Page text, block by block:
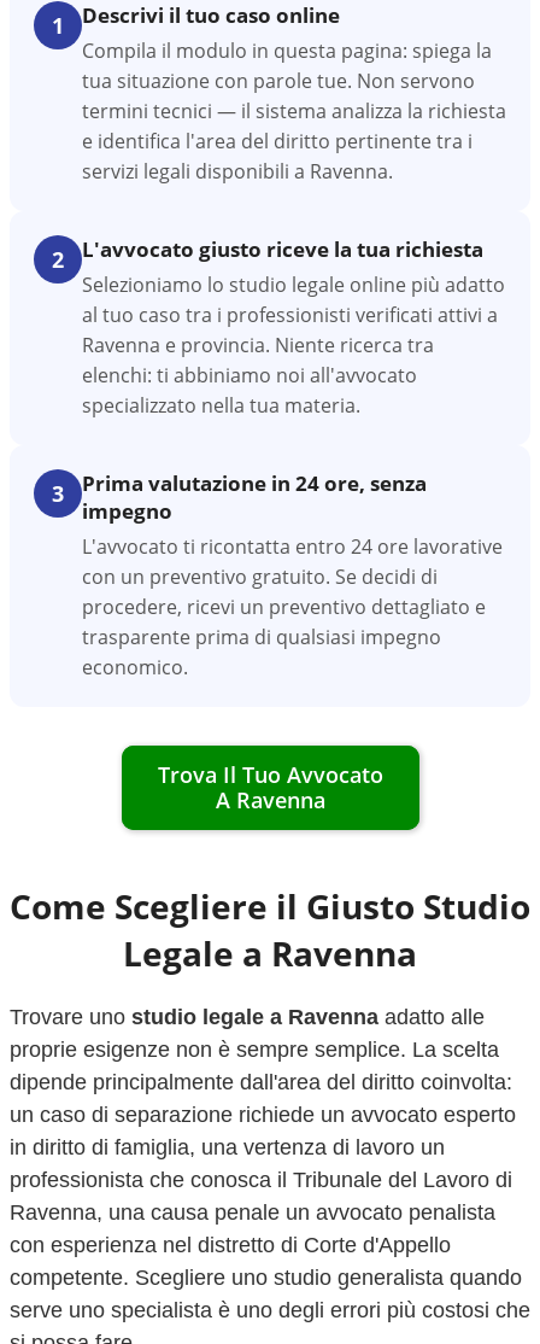
1 Descrivi il tuo caso online
Compila il modulo in questa pagina: spiega la
tua situazione con parole tue. Non servono
termini tecnici — il sistema analizza la richiesta
e identifica l'area del diritto pertinente tra i
servizi legali disponibili a Ravenna.
2 L'avvocato giusto riceve la tua richiesta
Selezioniamo lo studio legale online più adatto
al tuo caso tra i professionisti verificati attivi a
Ravenna e provincia. Niente ricerca tra
elenchi: ti abbiniamo noi all'avvocato
specializzato nella tua materia.
3
Prima valutazione in 24 ore, senza
impegno
L'avvocato ti ricontatta entro 24 ore lavorative
con un preventivo gratuito. Se decidi di
procedere, ricevi un preventivo dettagliato e
trasparente prima di qualsiasi impegno
economico.
Trova Il Tuo Avvocato
A Ravenna
Come Scegliere il Giusto Studio
Legale a Ravenna
Trovare uno studio legale a Ravenna adatto alle
proprie esigenze non è sempre semplice. La scelta
dipende principalmente dall'area del diritto coinvolta:
un caso di separazione richiede un avvocato esperto
in diritto di famiglia, una vertenza di lavoro un
professionista che conosca il Tribunale del Lavoro di
Ravenna, una causa penale un avvocato penalista
con esperienza nel distretto di Corte d'Appello
competente. Scegliere uno studio generalista quando
serve uno specialista è uno degli errori più costosi che